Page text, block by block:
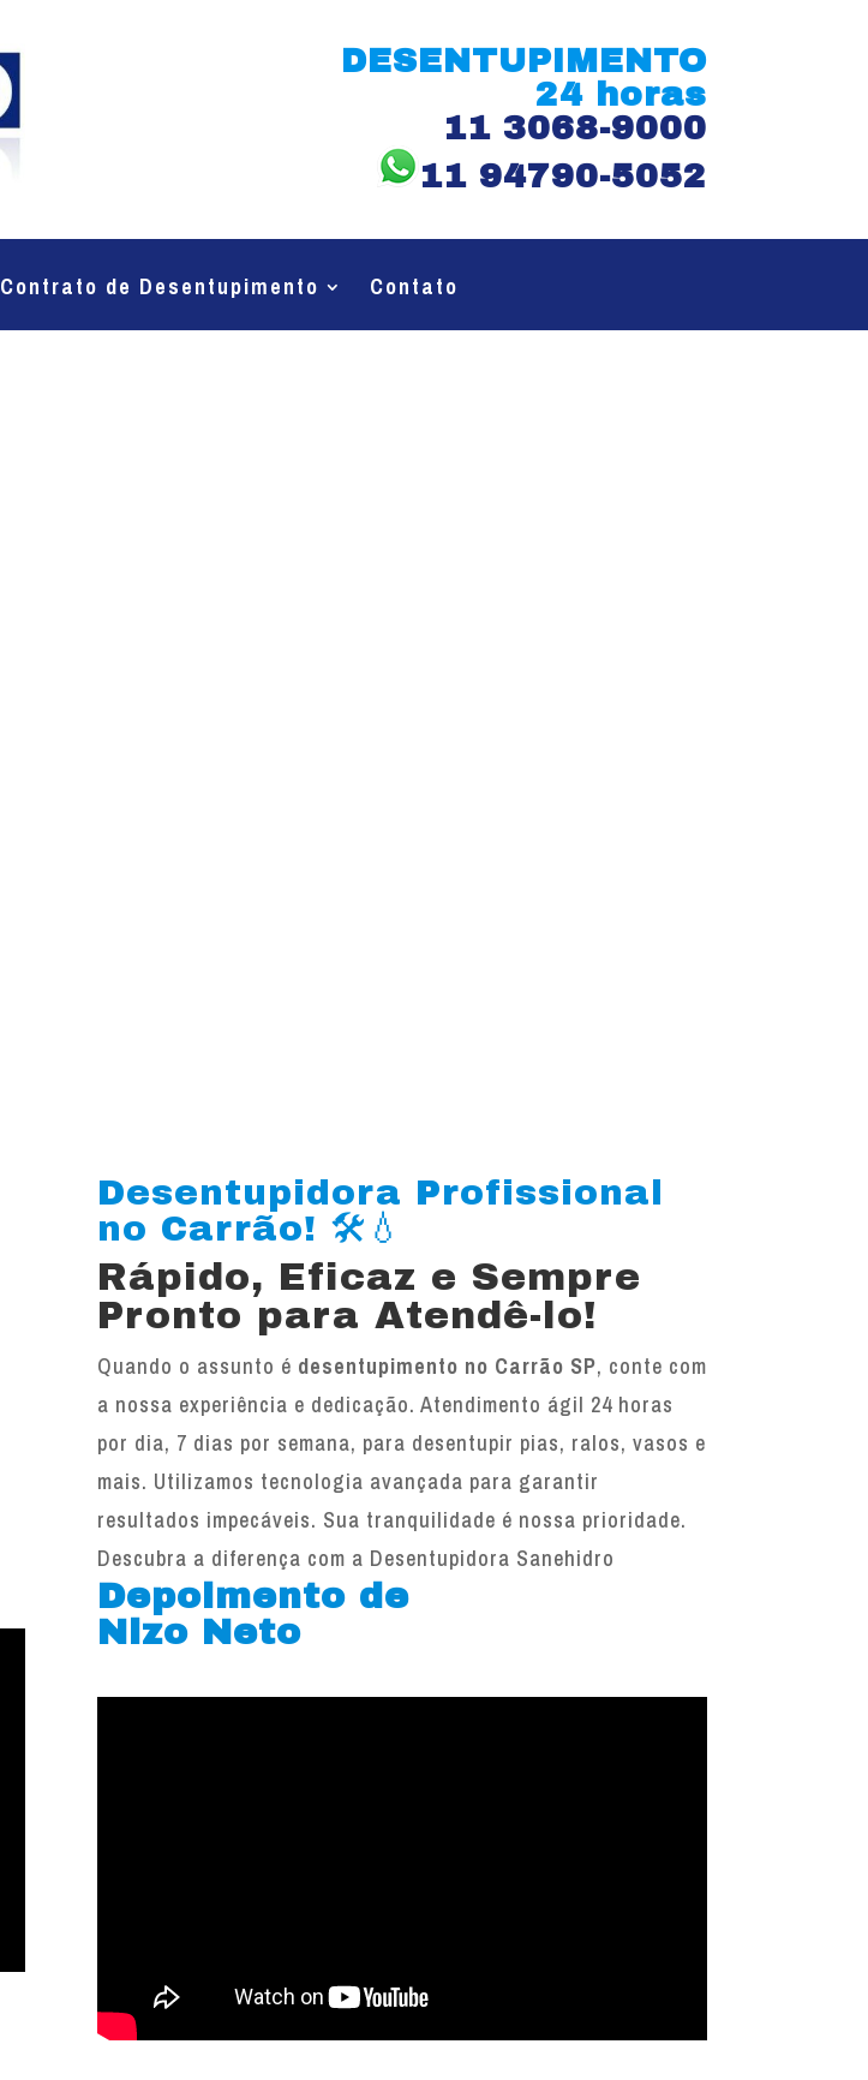
DESENTUPIMENTO
24 horas
11 3068-9000
11 94790-5052
Contrato de Desentupimento Contato
Desentupidora Profissional
no Carrão! 🛠️💧
Rápido, Eficaz e Sempre
Pronto para Atendê-lo!
Quando o assunto é desentupimento no Carrão SP, conte com
a nossa experiência e dedicação. Atendimento ágil 24 horas
por dia, 7 dias por semana, para desentupir pias, ralos, vasos e
mais. Utilizamos tecnologia avançada para garantir
resultados impecáveis. Sua tranquilidade é nossa prioridade.
Descubra a diferença com a Desentupidora Sanehidro
Depoimento de
Nizo Neto